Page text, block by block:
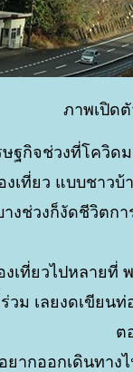
ภาพเปิด
ษฐกิจช่วงที่โควิ
งเที่ยว แบบชาว
งช่วงก็งัดชีวิตกา
เที่ยวไปหลายที่
ม เลยงดเขียน
ต
ยากออกเดินทา